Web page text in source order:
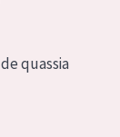
quassia